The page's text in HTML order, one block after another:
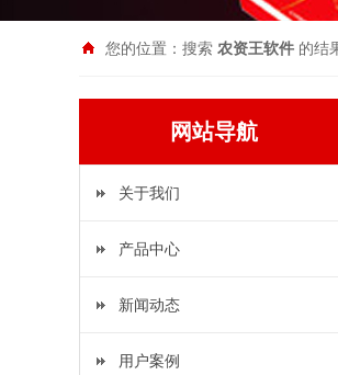
您的位置：搜索 农资王软件 的结
网站导航
关于我们
产品中心
新闻动态
用户案例